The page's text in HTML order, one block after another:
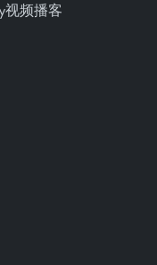
视频播客